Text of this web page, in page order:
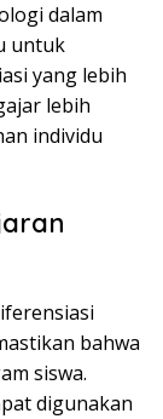
dalam
untuk
yang lebih
lebih
individu
bahwa
siswa.
digunakan